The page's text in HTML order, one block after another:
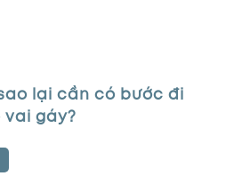
lại cần có bước đi
vai gáy?